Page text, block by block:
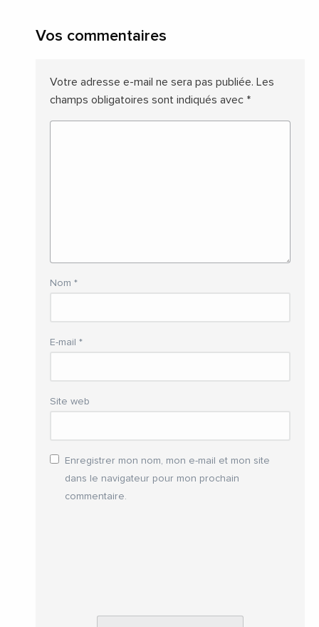
Vos commentaires
Votre adresse e-mail ne sera pas publiée. Les
champs obligatoires sont indiqués avec *
Nom *
E-mail *
Site web
Enregistrer mon nom, mon e-mail et mon site
dans le navigateur pour mon prochain
commentaire.